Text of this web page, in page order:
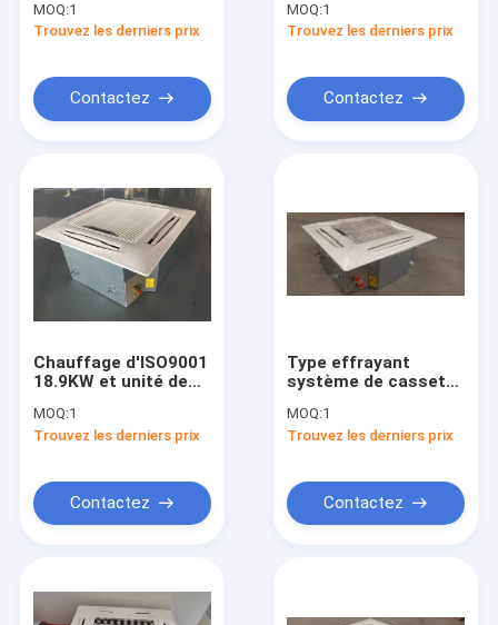
de fan de cassette
de l'eau
MOQ:1
Trouvez les derniers prix
Contactez
bobine de fan
montée par plafond
d'hôtel
MOQ:1
Trouvez les derniers prix
Contactez
Chauffage d'ISO9001
18.9KW et unité de
bobine de fan de
cassette pour le
MOQ:1
Trouvez les derniers prix
Contactez
Type effrayant
système de cassette
climatiseur
d'appartement
MOQ:1
Trouvez les derniers prix
Contactez